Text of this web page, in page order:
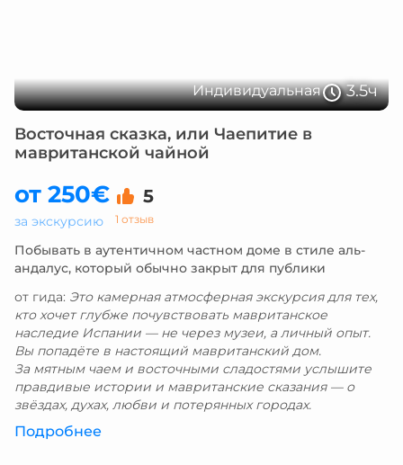
Индивидуальная 3.5ч
Восточная сказка, или Чаепитие в
мавританской чайной
от 250€ 5
1 отзыв
за экскурсию
Побывать в аутентичном частном доме в стиле аль-
андалус, который обычно закрыт для публики
от гида: Это камерная атмосферная экскурсия для тех,
кто хочет глубже почувствовать мавританское
наследие Испании — не через музеи, а личный опыт.
Вы попадёте в настоящий мавританский дом.
За мятным чаем и восточными сладостями услышите
правдивые истории и мавританские сказания — о
звёздах, духах, любви и потерянных городах.
Подробнее